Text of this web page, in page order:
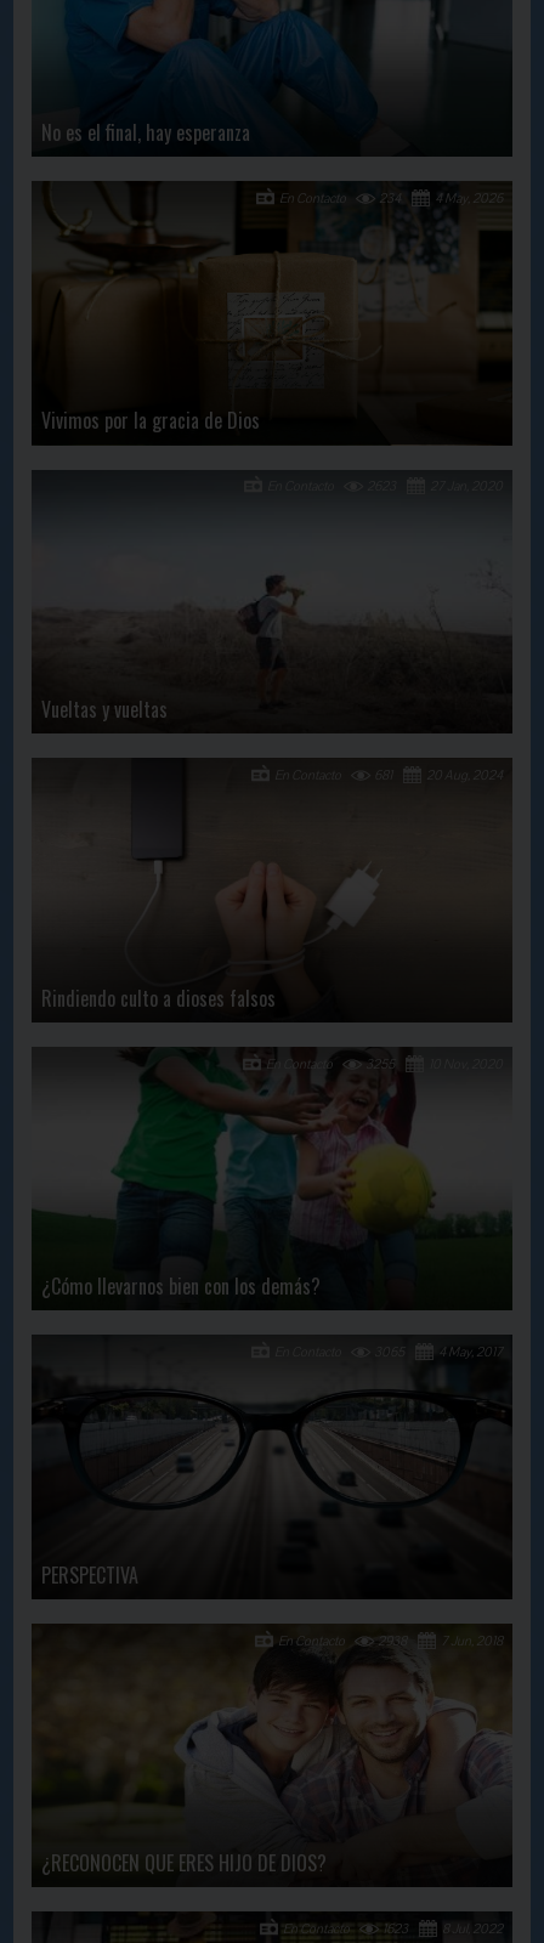
No es el final, hay esperanza
Vivimos por la gracia de Dios
4 May, 2026
234
En Contacto
Vueltas y vueltas
Rindiendo culto a dioses falsos
20 Aug, 2024
681
En Contacto
¿Cómo llevarnos bien con los demás?
3255
En Contacto
PERSPECTIVA
4 May, 2017
¿RECONOCEN QUE ERES HIJO DE DIOS?
7 Jun, 2018
2938
En Contacto
8 Jul, 2022
1623
En Contacto